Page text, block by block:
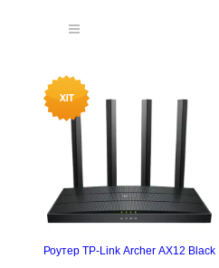
Роутер TP-Link Archer AX12 Black